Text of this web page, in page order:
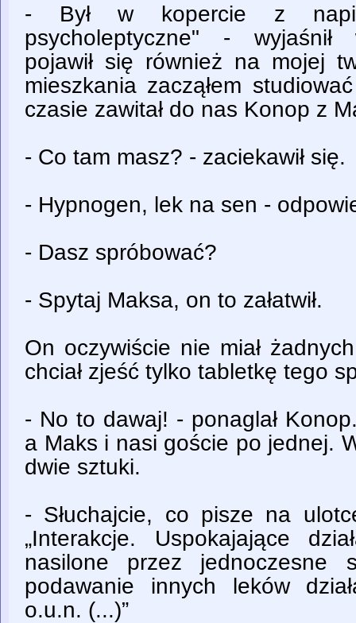
- Był w kopercie z
psycholeptyczne" - wyjaśnił
pojawił się również na mojej
mieszkania zacząłem
czasie zawitał do nas Konop z
- Co tam masz? - zaciekawił się.
- Hypnogen, lek na sen -
- Dasz spróbować?
- Spytaj Maksa, on to załatwił.
On oczywiście nie miał
chciał zjeść tylko tabletkę tego
- No to dawaj! - ponaglał
a Maks i nasi goście po jednej.
dwie sztuki.
- Słuchajcie, co pisze na
„Interakcje. Uspokajające
nasilone przez jednoczesne
podawanie innych leków
o.u.n. (...)”